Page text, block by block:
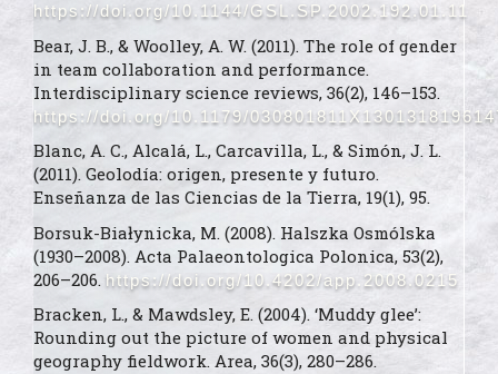
https://doi.org/10.1144/GSL.SP.2002.192.01.11
Bear, J. B., & Woolley, A. W. (2011). The role of gender
in team collaboration and performance.
Interdisciplinary science reviews, 36(2), 146–153.
https://doi.org/10.1179/
Blanc, A. C., Alcalá, L., Carcavilla, L., & Simón, J. L.
(2011). Geolodía: origen, presente y futuro.
Enseñanza de las Ciencias de la Tierra, 19(1), 95.
Borsuk-Białynicka, M. (2008). Halszka Osmólska
(1930–2008). Acta Palaeontologica Polonica, 53(2),
206–206. https://doi.org/10.4202/app.2008.0215
Bracken, L., & Mawdsley, E. (2004). ‘Muddy glee’:
Rounding out the picture of women and physical
geography fieldwork. Area, 36(3), 280–286.